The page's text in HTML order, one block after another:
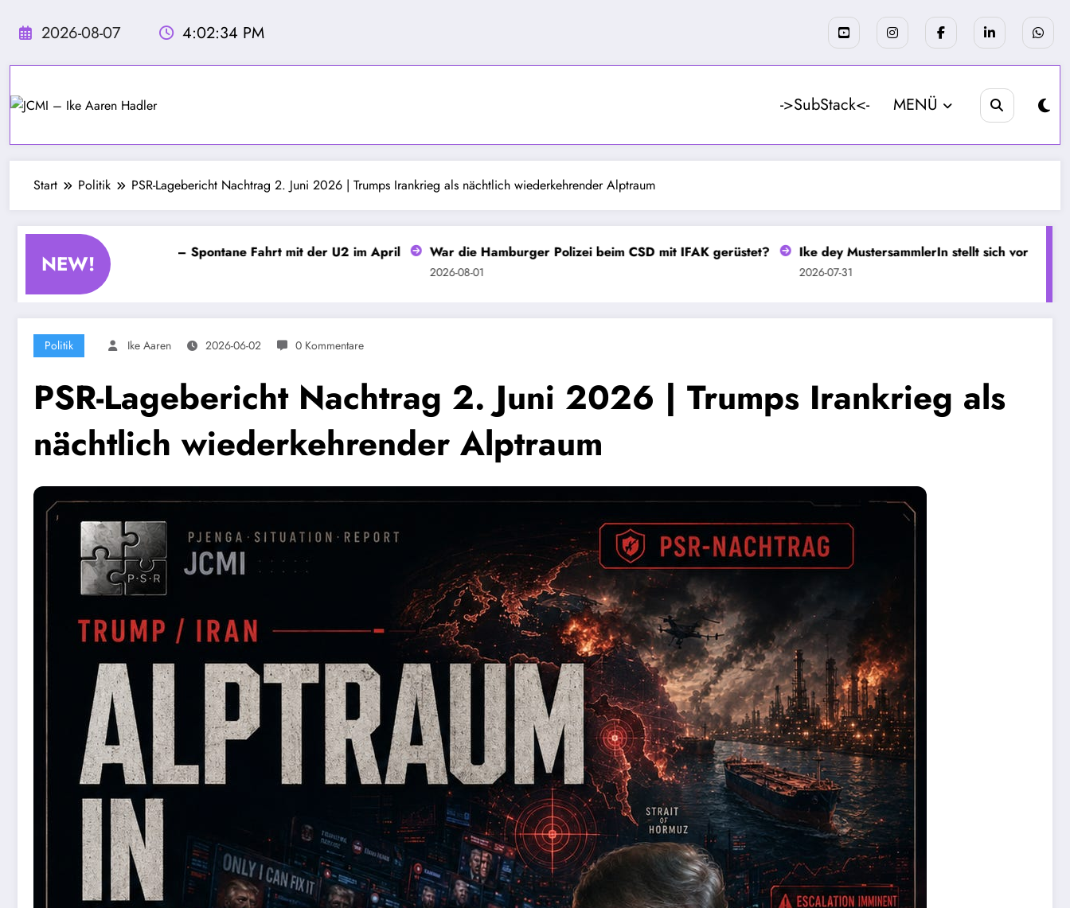
Inhalt
2026-08-07 4:02:37 PM
->SubStack<- MENÜ
Start Politik PSR-Lagebericht Nachtrag 2. Juni 2026 | Trumps Irankrieg als nächtlich wiederkehrender Alptraum
NEW!
– Kapitel 4 – Spontane Fahrt mit der U2 im April War die Hamburger Polizei beim CSD mit IFAK gerüstet? Ike dey MustersammlerIn stellt sich vor Seit 13
Politik Ike Aaren 2026-06-02 0 Kommentare
PSR-Lagebericht Nachtrag 2. Juni 2026 | Trumps Irankrieg als
nächtlich wiederkehrender Alptraum